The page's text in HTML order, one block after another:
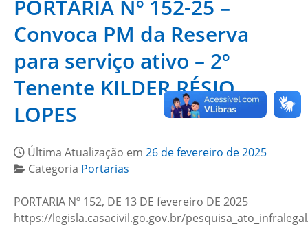
PORTARIA Nº 152-25 –
Convoca PM da Reserva
para serviço ativo – 2º
Tenente KILDER RÉSIO
LOPES
Última Atualização em 26 de fevereiro de 2025
Categoria Portarias
PORTARIA Nº 152, DE 13 DE fevereiro DE 2025
https://legisla.casacivil.go.gov.br/